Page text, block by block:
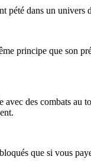
pété dans un
principe que son
avec des combats au
que si vous